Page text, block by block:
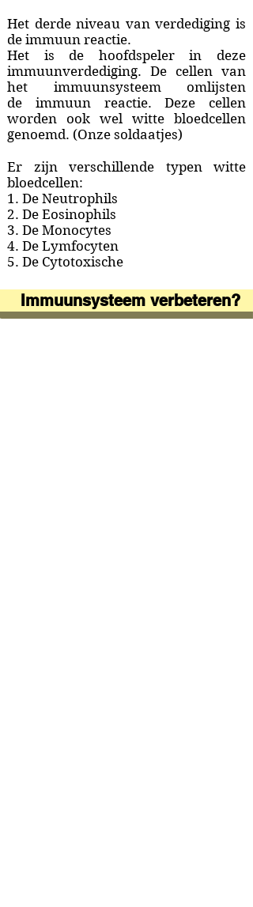
Het derde niveau van verdediging is
de immuun reactie.
Het is de hoofdspeler in deze
immuunverdediging. De cellen van
het immuunsysteem omlijsten
de immuun reactie. Deze cellen
worden ook wel witte bloedcellen
genoemd. (Onze soldaatjes)
Er zijn verschillende typen witte
bloedcellen:
1. De Neutrophils
2. De Eosinophils
3. De Monocytes
4. De Lymfocyten
5. De Cytotoxische
Immuunsysteem verbeteren?